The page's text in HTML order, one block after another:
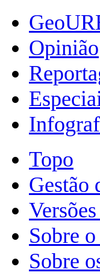
Opinião
Topo
Gestão
Sobre
Sobre